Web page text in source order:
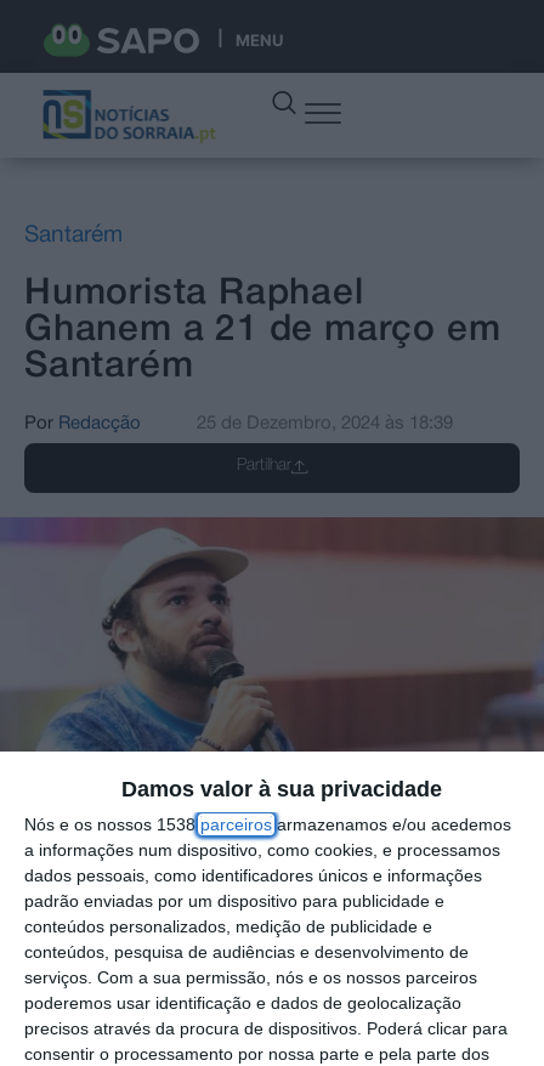
Damos valor à sua privacidade
Nós e os nossos 1538 parceiros armazenamos e/ou acedemos
a informações num dispositivo, como cookies, e processamos
dados pessoais, como identificadores únicos e informações
padrão enviadas por um dispositivo para publicidade e
conteúdos personalizados, medição de publicidade e
conteúdos, pesquisa de audiências e desenvolvimento de
serviços. Com a sua permissão, nós e os nossos parceiros
poderemos usar identificação e dados de geolocalização
precisos através da procura de dispositivos. Poderá clicar para
consentir o processamento por nossa parte e pela parte dos
MENU
Santarém
Humorista Raphael
Ghanem a 21 de março em
Santarém
Por Redacção 25 de Dezembro, 2024 às 18:39
Partilhar
O humorista brasileiro Raphael Ghanem trará
a Portugal no próximo ano o seu espetáculo
de Stand up Comedy, intitulado “Se É Que